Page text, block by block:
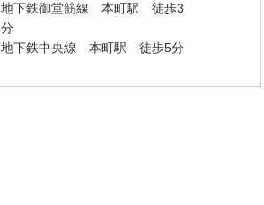
地下鉄御堂筋線 本町駅 徒歩3
分
地下鉄中央線 本町駅 徒歩5分